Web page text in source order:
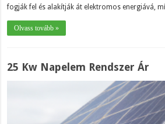
fogják fel és alakítják át elektromos energiává,
Olvass tovább »
25 Kw Napelem Rendszer Ár